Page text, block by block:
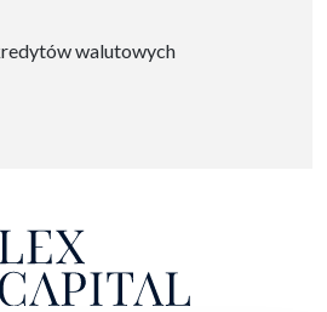
walutowych